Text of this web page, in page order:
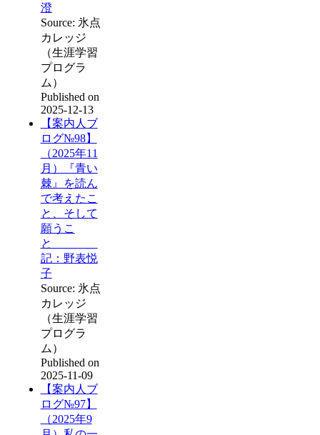
澄
Source: 氷点
カレッジ
（生涯学習
プログラ
ム）
Published on
2025-12-13
【案内人ブ
ログ№98】
（2025年11
月）『青い
棘』を読ん
で考えたこ
と、そして
願うこ
と
記：野表悦
子
Source: 氷点
カレッジ
（生涯学習
プログラ
ム）
Published on
2025-11-09
【案内人ブ
ログ№97】
（2025年9